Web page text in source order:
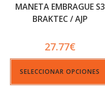
MANETA EMBRAGUE S3
BRAKTEC / AJP
27.77€
SELECCIONAR OPCIONES